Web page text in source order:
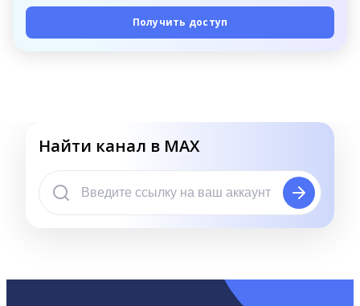
Получить доступ
Найти канал в MAX